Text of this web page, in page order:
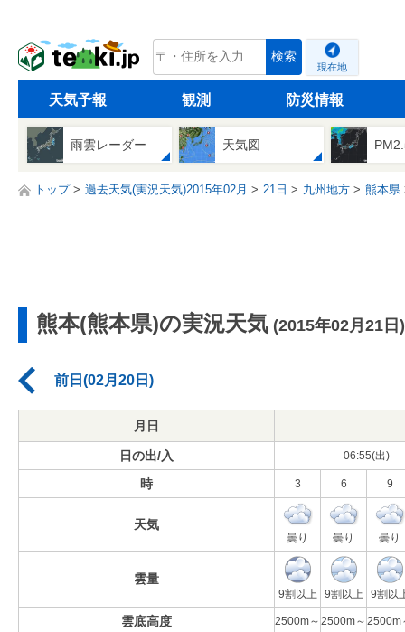
tenki.jp 検索
現在地
天気予報 観測 防災情報
雨雲レーダー 天気図
トップ 過去天気(実況天気)2015年02月 21日 九州地方 熊本県
熊本(熊本県)の実況天気 (2015年02月21日)
前日(02月20日)
月日
日の出/入 06:55(出)
時 3 6 9
天気
曇り 曇り 曇り
雲量
9割以上 9割以上 9割以
雲底高度 2500m～ 2500m～ 2500m